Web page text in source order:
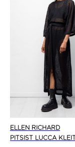
ELLEN RICHARD
PITSIST LUCCA KLEIT